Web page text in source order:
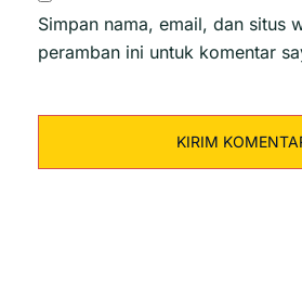
Simpan nama, email, dan situs
peramban ini untuk komentar